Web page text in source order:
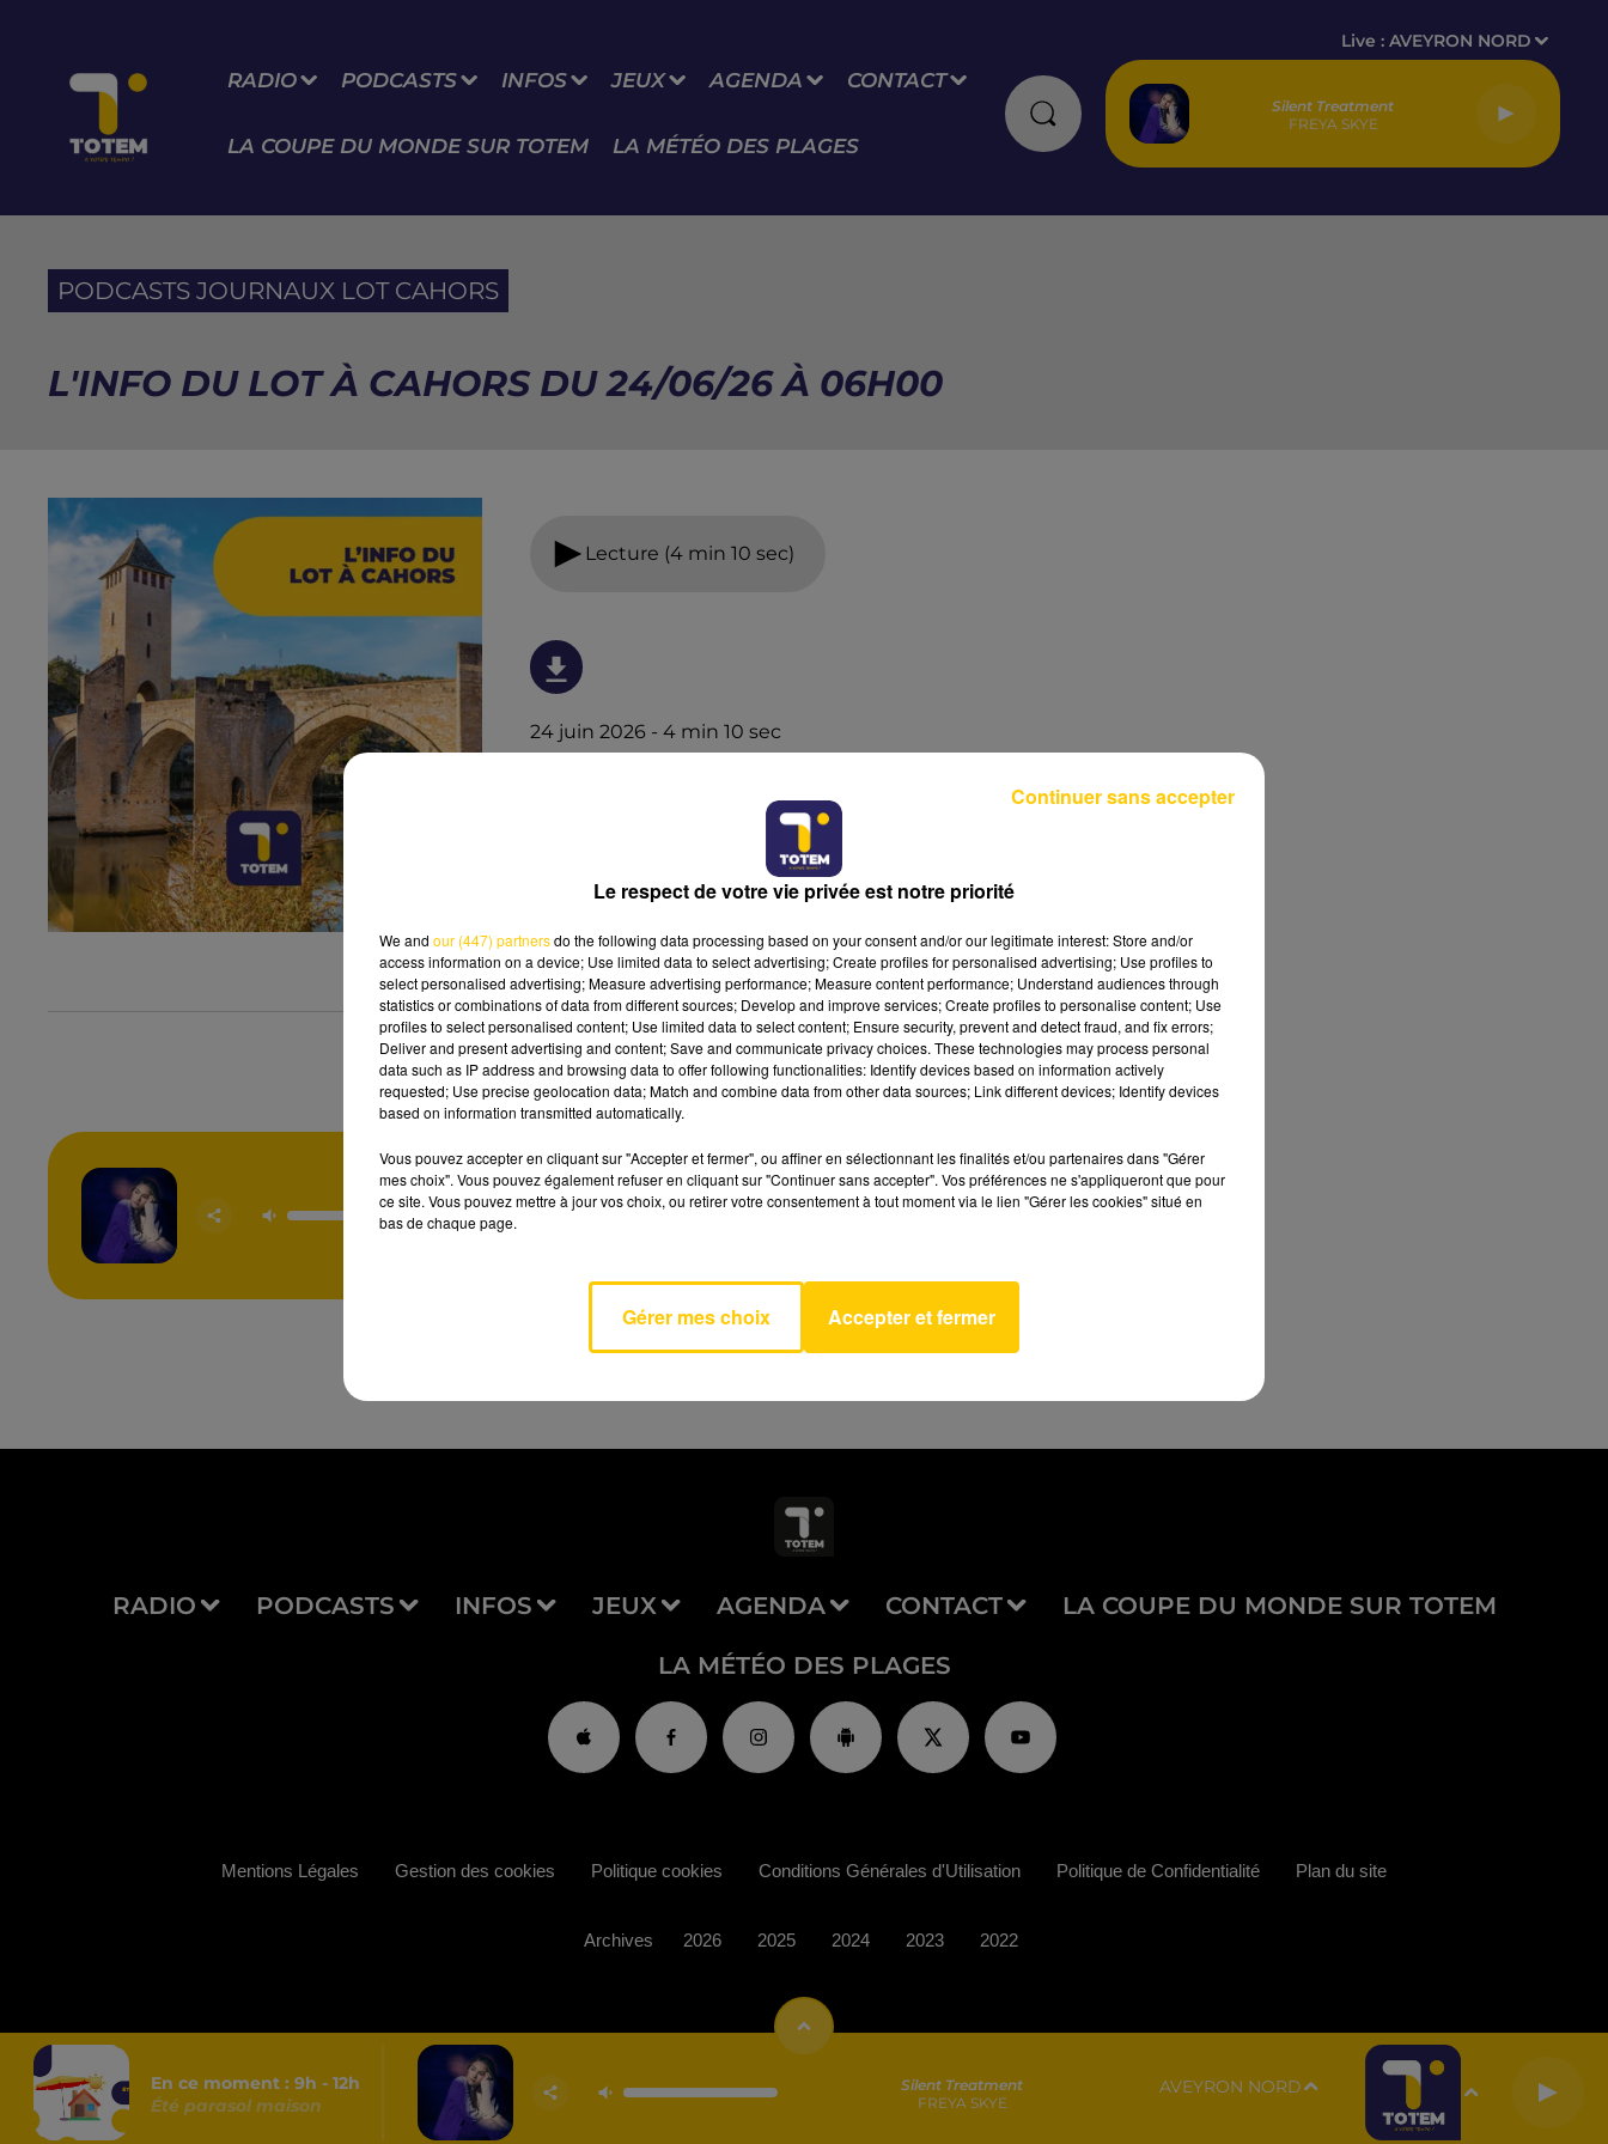
RADIO PODCASTS INFOS JEUX AGENDA CONTACT
LA COUPE DU MONDE SUR TOTEM LA MÉTÉO DES PLAGES
Live :AVEYRON NORD
Silent Treatment
FREYA SKYE
PODCASTS JOURNAUX LOT CAHORS
L'INFO DU LOT À CAHORS DU 24/06/26 À 06H00
Lecture (4 min 10 sec)
24 juin 2026 - 4 min 10 sec
Silent Treatment
FREYA SKYE
AVEYRON NORD
RADIO PODCASTS INFOS JEUX AGENDA CONTACT LA COUPE DU MONDE SUR TOTEM
LA MÉTÉO DES PLAGES
En ce moment : 9h - 12h
Été parasol maison
Silent Treatment
FREYA SKYE
AVEYRON NORD
Mentions Légales Gestion des cookies Politique cookies Conditions Générales d'Utilisation Politique de Confidentialité Plan du site
Archives 2026 2025 2024 2023 2022
Le respect de votre vie privée est notre priorité
We and our (447) partnersdo the following data processing based on your consent and/or our legitimate interest: Store and/or
access information on a device; Use limited data to select advertising; Create profiles for personalised advertising; Use profiles to
select personalised advertising; Measure advertising performance; Measure content performance; Understand audiences through
statistics or combinations of data from different sources; Develop and improve services; Create profiles to personalise content; Use
profiles to select personalised content; Use limited data to select content; Ensure security, prevent and detect fraud, and fix errors;
Deliver and present advertising and content; Save and communicate privacy choices. These technologies may process personal
data such as IP address and browsing data to offer following functionalities: Identify devices based on information actively
requested; Use precise geolocation data; Match and combine data from other data sources; Link different devices; Identify devices
based on information transmitted automatically.
Vous pouvez accepter en cliquant sur "Accepter et fermer", ou affiner en sélectionnant les finalités et/ou partenaires dans "Gérer
mes choix". Vous pouvez également refuser en cliquant sur "Continuer sans accepter". Vos préférences ne s'appliqueront que pour
ce site. Vous pouvez mettre à jour vos choix, ou retirer votre consentement à tout moment via le lien "Gérer les cookies" situé en
bas de chaque page.
Gérer mes choix Accepter et fermer
Continuer sans accepter